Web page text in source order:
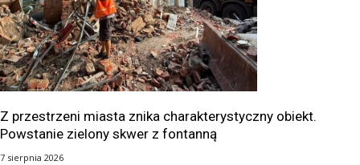
Z przestrzeni miasta znika charakterystyczny obiekt.
Powstanie zielony skwer z fontanną
7 sierpnia 2026